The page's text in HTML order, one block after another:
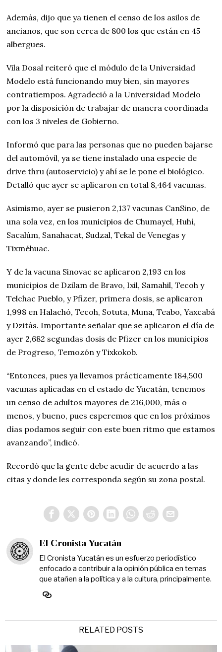
Además, dijo que ya tienen el censo de los asilos de
ancianos, que son cerca de 800 los que están en 45
albergues.
Vila Dosal reiteró que el módulo de la Universidad
Modelo está funcionando muy bien, sin mayores
contratiempos. Agradeció a la Universidad Modelo
por la disposición de trabajar de manera coordinada
con los 3 niveles de Gobierno.
Informó que para las personas que no pueden bajarse
del automóvil, ya se tiene instalado una especie de
drive thru (autoservicio) y ahí se le pone el biológico.
Detalló que ayer se aplicaron en total 8,464 vacunas.
Asimismo, ayer se pusieron 2,137 vacunas CanSino, de
una sola vez, en los municipios de Chumayel, Huhí,
Sacalúm, Sanahacat, Sudzal, Tekal de Venegas y
Tixméhuac.
Y de la vacuna Sinovac se aplicaron 2,193 en los
municipios de Dzilam de Bravo, Ixil, Samahil, Tecoh y
Telchac Pueblo, y Pfizer, primera dosis, se aplicaron
1,998 en Halachó, Tecoh, Sotuta, Muna, Teabo, Yaxcabá
y Dzitás. Importante señalar que se aplicaron el día de
ayer 2,682 segundas dosis de Pfizer en los municipios
de Progreso, Temozón y Tixkokob.
“Entonces, pues ya llevamos prácticamente 184,500
vacunas aplicadas en el estado de Yucatán, tenemos
un censo de adultos mayores de 216,000, más o
menos, y bueno, pues esperemos que en los próximos
días podamos seguir con este buen ritmo que estamos
avanzando”, indicó.
Recordó que la gente debe acudir de acuerdo a las
citas y donde les corresponda según su zona postal.
El Cronista Yucatán
El Cronista Yucatán es un esfuerzo periodístico
enfocado a contribuir a la opinión pública en temas
que atañen a la política y a la cultura, principalmente.
RELATED POSTS